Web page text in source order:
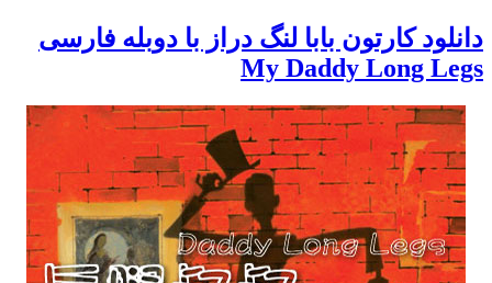
دانلود کارتون بابا لنگ دراز با دوبله فارسی
My Daddy Long Legs